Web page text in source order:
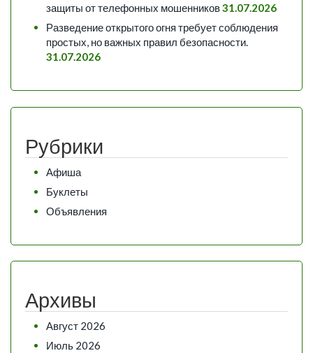
защиты от телефонных мошенников31.07.2026
Разведение открытого огня требует соблюдения
простых, но важных правил безопасности.
31.07.2026
Рубрики
Афиша
Буклеты
Объявления
Архивы
Август 2026
Июль 2026